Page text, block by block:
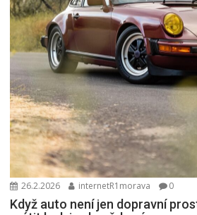
26.2.2026 internetR1morava 0
Když auto není jen dopravní